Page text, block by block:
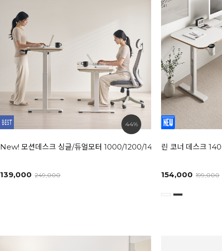
44%
New! 모션데스크 싱글/듀얼모터 1000/1200/1400/1600/1800 사이
139,000 249,000
린 코너 데스크
154,000 199,000